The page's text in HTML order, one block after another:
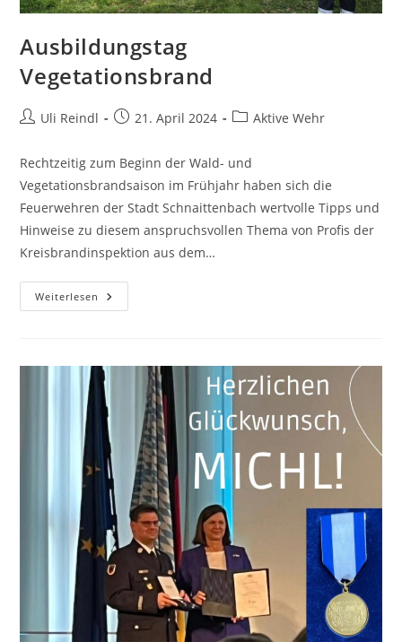
Ausbildungstag
Vegetationsbrand
Uli Reindl 21. April 2024 Aktive Wehr
Rechtzeitig zum Beginn der Wald- und
Vegetationsbrandsaison im Frühjahr haben sich die
Feuerwehren der Stadt Schnaittenbach wertvolle Tipps und
Hinweise zu diesem anspruchsvollen Thema von Profis der
Kreisbrandinspektion aus dem…
Weiterlesen